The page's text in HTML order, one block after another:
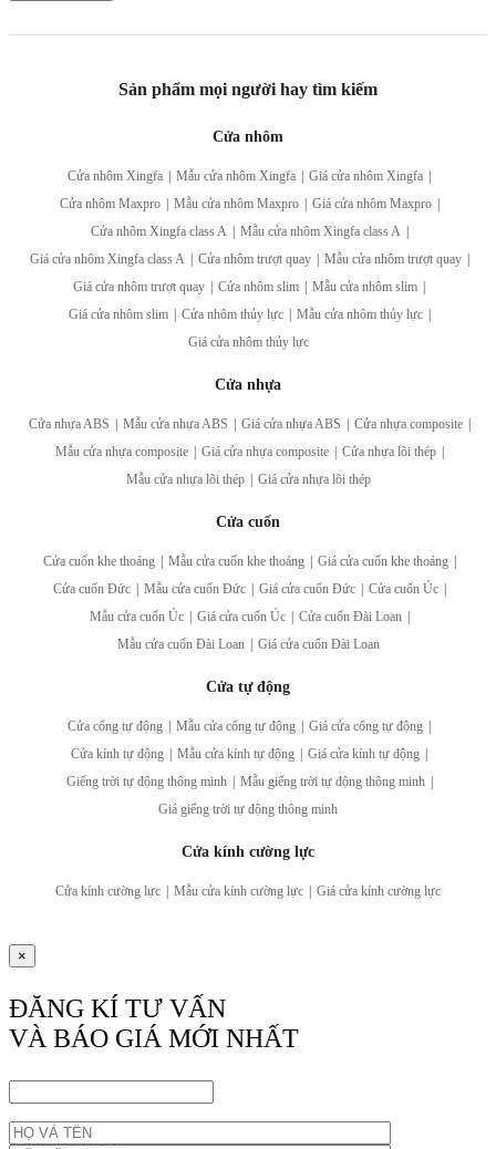
Sản phẩm mọi người hay tìm kiếm
Cửa nhôm
Cửa nhôm Xingfa Mẫu cửa nhôm Xingfa Giá cửa nhôm Xingfa
Cửa nhôm Maxpro
Mẫu cửa nhôm Maxpro Giá cửa nhôm Maxpro
Cửa nhôm Xingfa class A
Mẫu cửa nhôm Xingfa class A
Giá cửa nhôm Xingfa class A
Cửa nhôm trượt quay Mẫu cửa nhôm trượt quay
Giá cửa nhôm trượt quay
Cửa nhôm slim Mẫu cửa nhôm slim
Giá cửa nhôm slim
Cửa nhôm thủy lực Mẫu cửa nhôm thủy lực
Giá cửa nhôm thủy lực
Cửa nhựa
Cửa nhựa ABS Mẫu cửa nhựa ABS Giá cửa nhựa ABS Cửa nhựa composite
Mẫu cửa nhựa composite
Giá cửa nhựa composite Cửa nhựa lõi thép
Mẫu cửa nhựa lõi thép
Giá cửa nhựa lõi thép
Cửa cuốn
Cửa cuốn khe thoáng Mẫu cửa cuốn khe thoáng Giá cửa cuốn khe thoáng
Cửa cuốn Đức
Mẫu cửa cuốn Đức Giá cửa cuốn Đức Cửa cuốn Úc
Mẫu cửa cuốn Úc
Giá cửa cuốn Úc Cửa cuốn Đài Loan
Mẫu cửa cuốn Đài Loan
Giá cửa cuốn Đài Loan
Cửa tự động
Cửa cổng tự động Mẫu cửa cổng tự động Giá cửa cổng tự động
Cửa kính tự động
Mẫu cửa kính tự động Giá cửa kính tự động
Giếng trời tự động thông minh
Mẫu giếng trời tự động thông minh
Giá giếng trời tự động thông minh
Cửa kính cường lực
Cửa kính cường lực Mẫu cửa kính cường lực Giá cửa kính cường lực
×
ĐĂNG KÍ TƯ VẤN
VÀ BÁO GIÁ MỚI NHẤT